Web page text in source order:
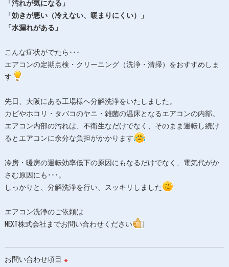
当社では、お客様の個人情報の開示･訂正･削除・利用停止の手
続を定めさせて頂いております。
ご本人である事を確認のうえ、対応させて頂きます。
しては、お電話でお問合せ下さい。
「汚れが気になる」
「効きが悪い（冷えない、暖まりにくい）」
「水漏れがある」
こんな症状がでたら･･･
エアコンの定期点検・クリーニング（洗浄・清掃）をおすすめしま
す
先日、大阪にある工場様へ分解洗浄をいたしました。
カビやホコリ・タバコのヤニ・雑菌の温床となるエアコンの内部。
エアコン内部の汚れは、不衛生なだけでなく、そのまま運転し続け
るとエアコンに余分な負担がかかります
冷房・暖房の運転効率低下の原因にもなるだけでなく、電気代がか
さむ原因にも･･･。
しっかりと、分解洗浄を行い、スッキリしました
エアコン洗浄のご依頼は
NEXT株式会社までお問い合わせください
お問い合わせ項目 ※